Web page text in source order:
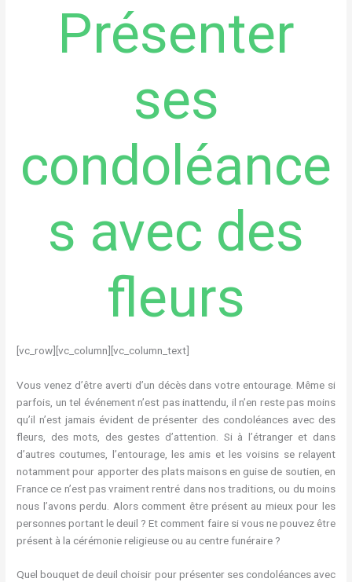
Présenter
ses
condoléance
s avec des
fleurs
[vc_row][vc_column][vc_column_text]
Vous venez d’être averti d’un décès dans votre entourage. Même si
parfois, un tel événement n’est pas inattendu, il n’en reste pas moins
qu’il n’est jamais évident de présenter des condoléances avec des
fleurs, des mots, des gestes d’attention. Si à l’étranger et dans
d’autres coutumes, l’entourage, les amis et les voisins se relayent
notamment pour apporter des plats maisons en guise de soutien, en
France ce n’est pas vraiment rentré dans nos traditions, ou du moins
nous l’avons perdu. Alors comment être présent au mieux pour les
personnes portant le deuil ? Et comment faire si vous ne pouvez être
présent à la cérémonie religieuse ou au centre funéraire ?
Quel bouquet de deuil choisir pour présenter ses condoléances avec